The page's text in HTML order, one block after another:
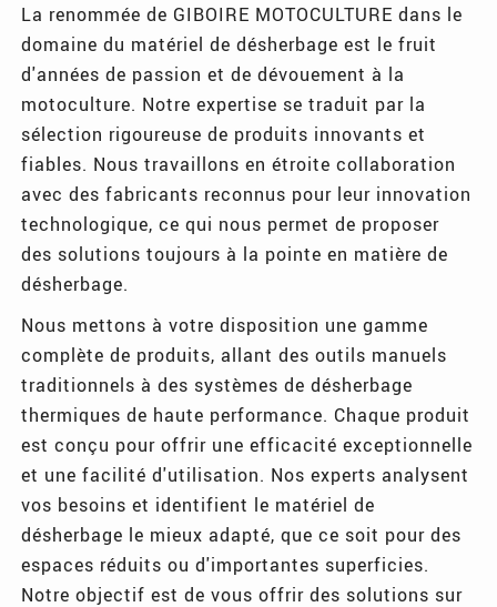
La renommée de GIBOIRE MOTOCULTURE dans le
domaine du matériel de désherbage est le fruit
d'années de passion et de dévouement à la
motoculture. Notre expertise se traduit par la
sélection rigoureuse de produits innovants et
fiables. Nous travaillons en étroite collaboration
avec des fabricants reconnus pour leur innovation
technologique, ce qui nous permet de proposer
des solutions toujours à la pointe en matière de
désherbage.
Nous mettons à votre disposition une gamme
complète de produits, allant des outils manuels
traditionnels à des systèmes de désherbage
thermiques de haute performance. Chaque produit
est conçu pour offrir une efficacité exceptionnelle
et une facilité d'utilisation. Nos experts analysent
vos besoins et identifient le matériel de
désherbage le mieux adapté, que ce soit pour des
espaces réduits ou d'importantes superficies.
Notre objectif est de vous offrir des solutions sur